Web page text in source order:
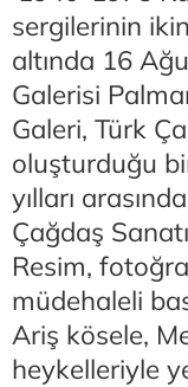
sergilerinin
altında 16
Galerisi
Galeri, Türk
oluşturduğu
yılları
Çağdaş
Resim,
müdehaleli
Ariş kösele,
heykelleriyle